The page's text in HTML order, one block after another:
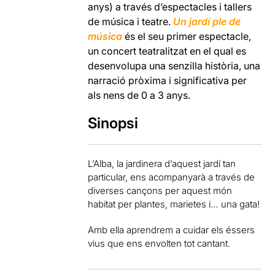
anys) a través d’espectacles i tallers
de música i teatre. Un jardí ple de
música és el seu primer espectacle,
un concert teatralitzat en el qual es
desenvolupa una senzilla història, una
narració pròxima i significativa per
als nens de 0 a 3 anys.
Sinopsi
L’Alba, la jardinera d’aquest jardí tan
particular, ens acompanyarà a través de
diverses cançons per aquest món
habitat per plantes, marietes i… una gata!
Amb ella aprendrem a cuidar els éssers
vius que ens envolten tot cantant.